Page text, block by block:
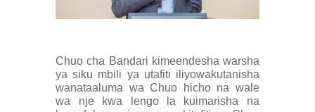
Chuo cha Bandari kimeendesha warsha
ya siku mbili ya utafiti iliyowakutanisha
wanataaluma wa Chuo hicho na wale
wa nje kwa lengo la kuimarisha na